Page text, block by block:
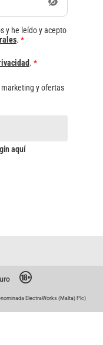
y he leído y acepto
. *
. *
y ofertas
aquí
ElectraWorks (Malta) Plc)